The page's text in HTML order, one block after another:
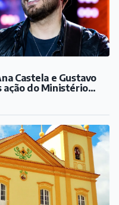
Castela e Gustavo
ação do Ministério